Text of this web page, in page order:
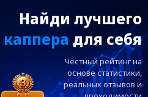
Найди лучшего
каппера для себя
Честный рейтинг на
основе статистики,
реальныхотзывов и
ФК Челси
Информация